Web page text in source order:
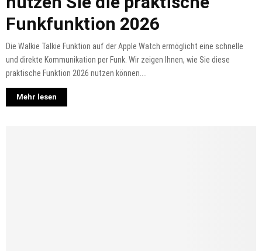
Funkfunktion 2026
Die Walkie Talkie Funktion auf der Apple Watch ermöglicht eine schnelle
und direkte Kommunikation per Funk. Wir zeigen Ihnen, wie Sie diese
praktische Funktion 2026 nutzen können....
Mehr lesen